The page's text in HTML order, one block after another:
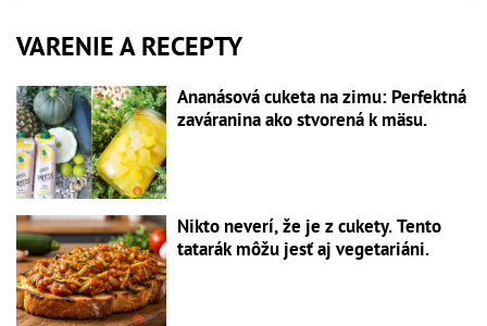
VARENIE A RECEPTY
Ananásová cuketa na zimu: Perfektná
zaváranina ako stvorená k mäsu.
Nikto neverí, že je z cukety. Tento
tatarák môžu jesť aj vegetariáni.